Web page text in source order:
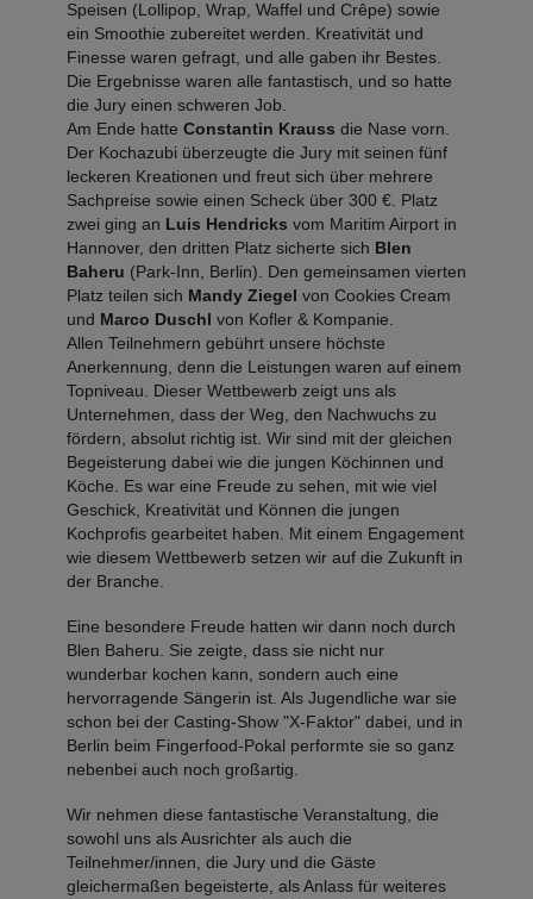
Speisen (Lollipop, Wrap, Waffel und Crêpe) sowie
ein Smoothie zubereitet werden. Kreativität und
Finesse waren gefragt, und alle gaben ihr Bestes.
Die Ergebnisse waren alle fantastisch, und so hatte
die Jury einen schweren Job.
Am Ende hatte Constantin Krauss die Nase vorn.
Der Kochazubi überzeugte die Jury mit seinen fünf
leckeren Kreationen und freut sich über mehrere
Sachpreise sowie einen Scheck über 300 €. Platz
zwei ging an Luis Hendricks vom Maritim Airport in
Hannover, den dritten Platz sicherte sich Blen
Baheru (Park-Inn, Berlin). Den gemeinsamen vierten
Platz teilen sich Mandy Ziegel von Cookies Cream
und Marco Duschl von Kofler & Kompanie.
Allen Teilnehmern gebührt unsere höchste
Anerkennung, denn die Leistungen waren auf einem
Topniveau. Dieser Wettbewerb zeigt uns als
Unternehmen, dass der Weg, den Nachwuchs zu
fördern, absolut richtig ist. Wir sind mit der gleichen
Begeisterung dabei wie die jungen Köchinnen und
Köche. Es war eine Freude zu sehen, mit wie viel
Geschick, Kreativität und Können die jungen
Kochprofis gearbeitet haben. Mit einem Engagement
wie diesem Wettbewerb setzen wir auf die Zukunft in
der Branche.
Eine besondere Freude hatten wir dann noch durch
Blen Baheru. Sie zeigte, dass sie nicht nur
wunderbar kochen kann, sondern auch eine
hervorragende Sängerin ist. Als Jugendliche war sie
schon bei der Casting-Show "X-Faktor" dabei, und in
Berlin beim Fingerfood-Pokal performte sie so ganz
nebenbei auch noch großartig.
Wir nehmen diese fantastische Veranstaltung, die
sowohl uns als Ausrichter als auch die
Teilnehmer/innen, die Jury und die Gäste
gleichermaßen begeisterte, als Anlass für weiteres